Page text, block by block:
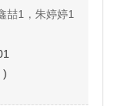
喆1，朱婷婷1
)